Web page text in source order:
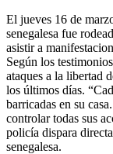
El jueves 16 de
senegalesa fue
asistir a
Según los
ataques a la libertad
los últimos días.
barricadas en su
controlar todas sus
policía dispara
senegalesa.